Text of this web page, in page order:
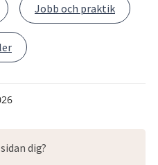
Jobb och praktik
dig?